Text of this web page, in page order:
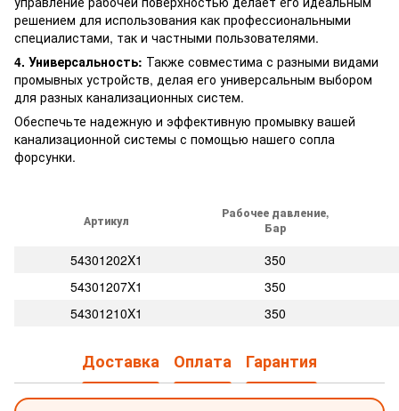
решением для использования как профессиональными
специалистами, так и частными пользователями.
4. Универсальность: Также совместима с разными видами
промывных устройств, делая его универсальным выбором
для разных канализационных систем.
Обеспечьте надежную и эффективную промывку вашей
канализационной системы с помощью нашего сопла
форсунки.
Артикул
Рабочее давление,
Бар
54301202X1
350
54301207X1
350
54301210X1
350
Доставка Оплата Гарантия